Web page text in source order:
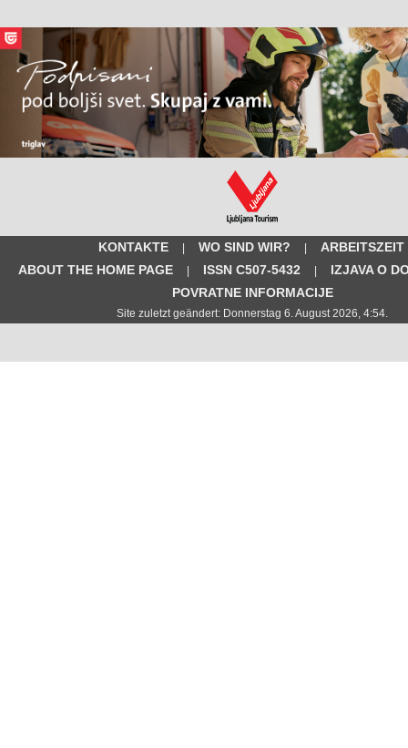
KONTAKTE WO SIND WIR?
ARBEITSZEIT
ABOUT THE HOME PAGE
ISSN C507-5432
IZJAVA O
POVRATNE INFORMACIJE
Site zuletzt geändert: Donnerstag 6. August 2026, 4:54.